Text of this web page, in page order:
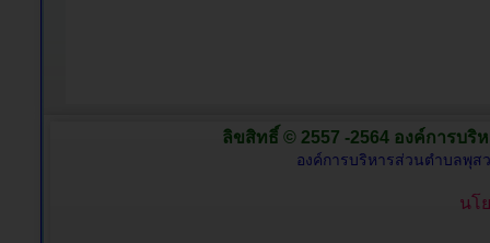
ลิขสิทธิ์ © 2557 -2564 องค์การบริ
องค์การบริหารส่วนตำบลพุส
นโ